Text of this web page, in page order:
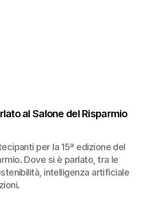
al Salone del Risparmio
per la 15ª edizione del
Dove si è parlato, tra le
intelligenza artificiale